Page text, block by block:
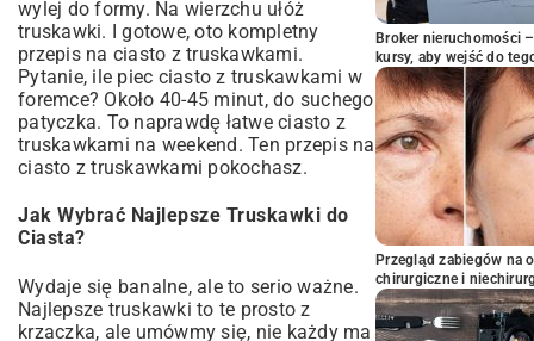
wylej do formy. Na wierzchu ułóż
truskawki. I gotowe, oto kompletny
przepis na ciasto z truskawkami.
Pytanie, ile piec ciasto z truskawkami w
foremce? Około 40-45 minut, do suchego
patyczka. To naprawdę łatwe ciasto z
truskawkami na weekend. Ten przepis na
ciasto z truskawkami pokochasz.
Jak Wybrać Najlepsze Truskawki do
Ciasta?
Wydaje się banalne, ale to serio ważne.
Najlepsze truskawki to te prosto z
krzaczka, ale umówmy się, nie każdy ma
Broker nieruchomości
kursy, aby wejść do
Przegląd zabiegów na
chirurgiczne i